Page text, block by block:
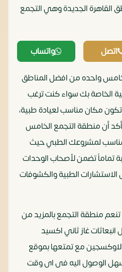
الجديدة وهي التجمع
اتصل واتساب
واحده من افضل المناطق
الخاصة بك سواء كنت ترغب
مكان مناسب لعيادة طبية،
أن منطقة التجمع الخامس
لمشروعك الطبي حيث
تماماً تضمن لأصحاب الوحدات
الاستشارات الطبية والكشوفات
منطقة التجمع بالمزيد من
غاز ثاني اكسيد
مع تمتعها بموقع
الوصول اليه فى اى وقت